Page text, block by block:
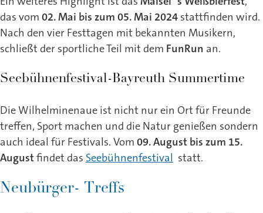
das vom 02. Mai bis zum 05. Mai 2024 stattfinden wird.
Nach den vier Festtagen mit bekannten Musikern,
schließt der sportliche Teil mit dem FunRun an.
Seebühnenfestival-Bayreuth Summertime
Die Wilhelminenaue ist nicht nur ein Ort für Freunde
treffen, Sport machen und die Natur genießen sondern
auch ideal für Festivals. Vom 09. August bis zum 15.
Augustfindet das Seebühnenfestival statt.
Neubürger- Treffs